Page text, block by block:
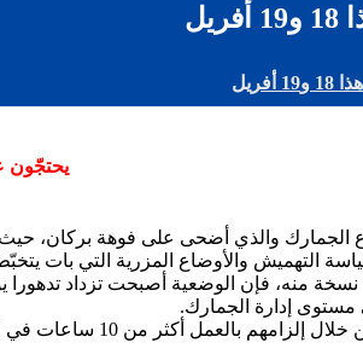
يحتجّون
التهميش والأوضاع المزرية التي بات
منه، فإن الوضعية أصبحت تزداد تدهورا
مستوى إدارة الجمارك.
و60 ساعة في الأسبوع وهو يعتبر مخالف للقانون العمل.